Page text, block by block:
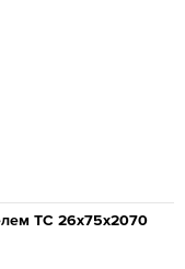
ТС 26x75x2070